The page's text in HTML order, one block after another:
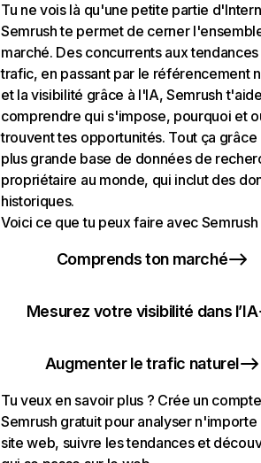
Tu ne vois là qu'une petite partie
Semrush te permet de cerner
marché. Des concurrents aux
trafic, en passant par le référencement
et la visibilité grâce à l'IA, Semrush
comprendre qui s'impose, pourquoi et
trouvent tes opportunités. Tout ça grâce
plus grande base de données de
propriétaire au monde, qui inclut des
historiques.
Voici ce que tu peux faire avec Semrush
Comprends ton marché
Mesurez votre visibilité dans l’IA
Augmenter le trafic naturel
Tu veux en savoir plus ? Crée un compte
Semrush gratuit pour analyser n'importe
site web, suivre les tendances et